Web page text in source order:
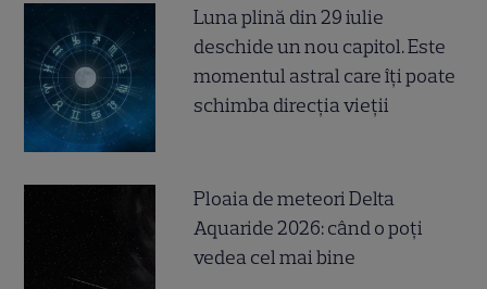
Luna plină din 29 iulie
deschide un nou capitol. Este
momentul astral care îți poate
schimba direcția vieții
Ploaia de meteori Delta
Aquaride 2026: când o poți
vedea cel mai bine